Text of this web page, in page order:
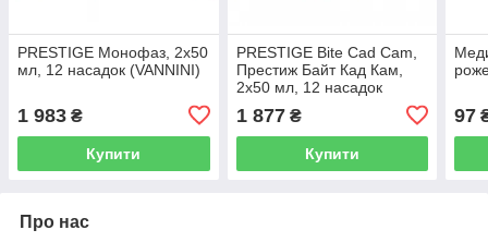
PRESTIGE Монофаз, 2х50
мл, 12 насадок (VANNINI)
1 983 ₴
Купити
PRESTIGE Bite Cad Cam,
Престиж Байт Кад Кам,
2х50 мл, 12 насадок
1 877₴
Купити
97
Про нас